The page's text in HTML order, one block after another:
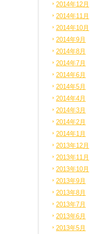
2014年12月
2014年11月
2014年10月
2014年9月
2014年8月
2014年7月
2014年6月
2014年5月
2014年4月
2014年3月
2014年2月
2014年1月
2013年12月
2013年11月
2013年10月
2013年9月
2013年8月
2013年7月
2013年6月
2013年5月